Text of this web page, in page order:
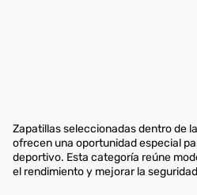
Zapatillas seleccionadas dentro de
ofrecen una oportunidad especial
deportivo. Esta categoría reúne
el rendimiento y mejorar la